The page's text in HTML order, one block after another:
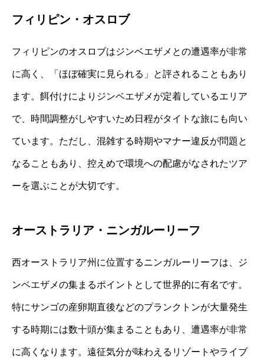
フィリピン・オスロブ
フィリピンのオスロブはジンベエザメとの遭遇率が非常
に高く、「ほぼ確実に見られる」と評されることもあり
ます。餌付けによりジンベエザメが定着しているエリア
で、時間調整がしやすいため日程がタイトな旅にも向い
ています。ただし、混雑する時期やマナー違反が問題と
なることもあり、控えめで環境への配慮がなされたツア
ーを選ぶことが大切です。
オーストラリア・ニンガルーリーフ
西オーストラリア州に位置するニンガルーリーフは、ジ
ンベエザメの集まるポイントとして世界的に有名です。
特にサンゴの産卵期直後などのプランクトンが大量発生
する時期には数十頭が集まることもあり、遭遇率が非常
に高くなります。遠征気分が味わえるリゾートやライブ